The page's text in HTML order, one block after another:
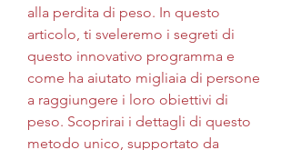
alla perdita di peso. In questo
articolo, ti sveleremo i segreti di
questo innovativo programma e
come ha aiutato migliaia di persone
a raggiungere i loro obiettivi di
peso. Scoprirai i dettagli di questo
metodo unico, supportato da